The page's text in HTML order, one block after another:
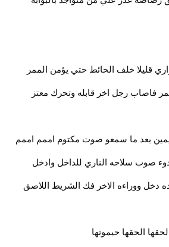
قليلا خلف الحائط حتي يؤمن الممر
فاصاب رجل اخر قابله وتحرك معتز
بعد ما سمعو صوت مكتوم اممم اممم
صوب سلاحه الناري للداخل وادخل
دخل ووراءه الاخر فك الشريط اللاصق
الحقها حيموتها